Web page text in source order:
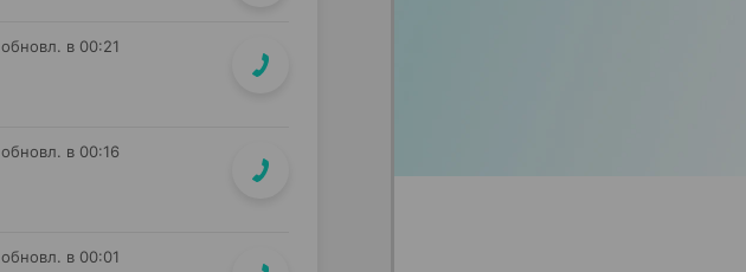
обновл. в 00:21
обновл. в 00:16
обновл. в 00:01